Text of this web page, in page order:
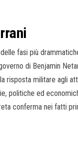
fasi più
di Benjamin
risposta militare agli
politiche ed
conferma nei fatti